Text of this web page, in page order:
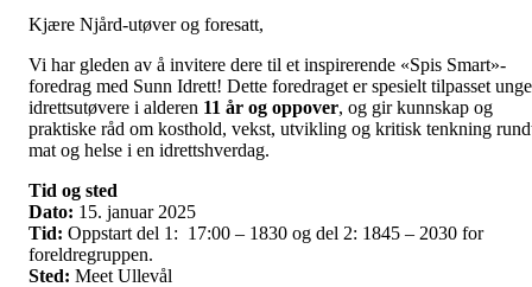
Kjære Njård-utøver og foresatt,
Vi har gleden av å invitere dere til et inspirerende «Spis Smart»-
foredrag med Sunn Idrett! Dette foredraget er spesielt tilpasset unge
idrettsutøvere i alderen 11 år og oppover, og gir kunnskap og
praktiske råd om kosthold, vekst, utvikling og kritisk tenkning
mat og helse i en idrettshverdag.
Tid og sted
Dato: 15. januar 2025
Tid: Oppstart del 1: 17:00 – 1830 og del 2: 1845 – 2030 for
foreldregruppen.
Sted: Meet Ullevål